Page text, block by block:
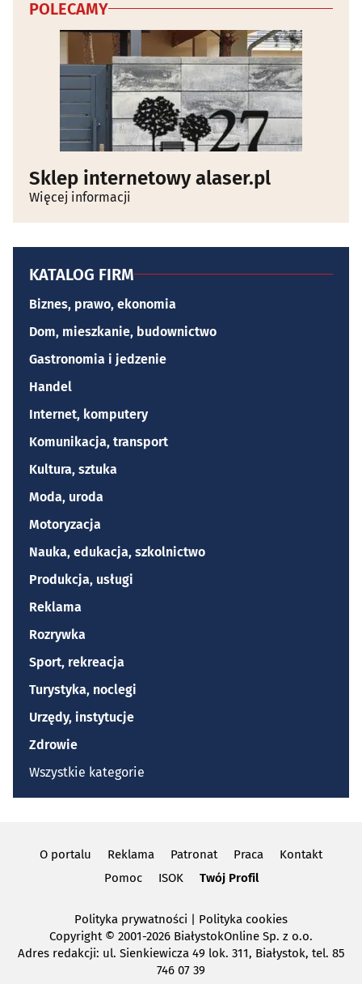
POLECAMY
Sklep internetowy alaser.pl
Więcej informacji
KATALOG FIRM
Biznes, prawo, ekonomia
Dom, mieszkanie, budownictwo
Gastronomia i jedzenie
Handel
Internet, komputery
Komunikacja, transport
Kultura, sztuka
Moda, uroda
Motoryzacja
Nauka, edukacja, szkolnictwo
Produkcja, usługi
Reklama
Rozrywka
Sport, rekreacja
Turystyka, noclegi
Urzędy, instytucje
Zdrowie
Wszystkie kategorie
O portalu Reklama Patronat Praca
Kontakt
Pomoc
ISOK Twój Profil
Polityka prywatności | Polityka cookies
Copyright© 2001-2026 BiałystokOnline Sp. z o.o.
Adres redakcji: ul. Sienkiewicza 49 lok. 311, Białystok, tel. 85
746 07 39